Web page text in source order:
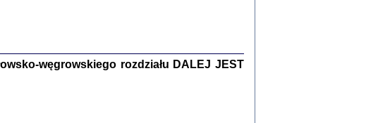
Warszawa 2019
węgrowskiego rozdziału DALEJ JEST